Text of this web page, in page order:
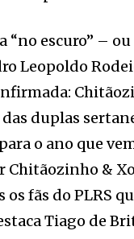
“no escuro” –
Leopoldo
duplas
o ano que
Chitãozinho &
os fãs do PLRS
Tiago de